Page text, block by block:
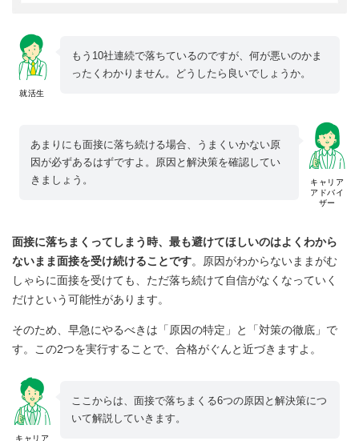
就活生
もう10社連続で落ちているのですが、何が悪いのかま
ったくわかりません。どうしたら良いでしょうか。
キャリア
アドバイ
ザー
あまりにも面接に落ち続ける場合、うまくいかない原
因が必ずあるはずですよ。原因と解決策を確認してい
きましょう。
面接に落ちまくってしまう時、最も避けてほしいのはよくわから
ないまま面接を受け続けることです。原因がわからないままがむ
しゃらに面接を受けても、ただ落ち続けて自信がなくなっていく
だけという可能性があります。
そのため、早急にやるべきは「原因の特定」と「対策の徹底」で
す。この2つを実行することで、合格がぐんと近づきますよ。
キャリア
ここからは、面接で落ちまくる6つの原因と解決策につ
いて解説していきます。